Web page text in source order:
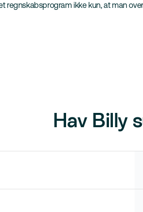
regnskabsprogram ikke kun, at man
Hav Billy